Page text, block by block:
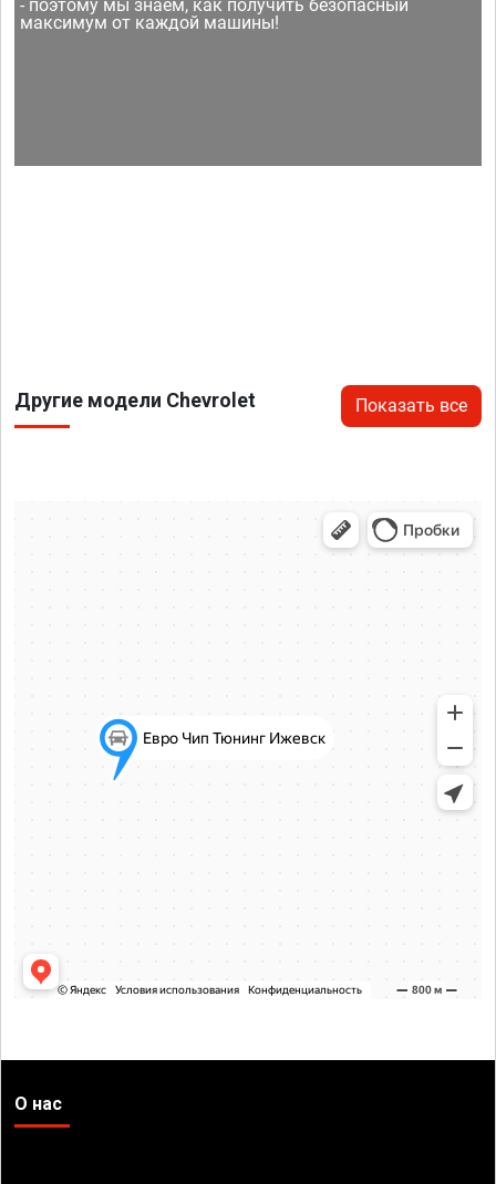
- поэтому мы знаем, как получить безопасный
максимум от каждой машины!
Другие модели Chevrolet Показать все
О нас